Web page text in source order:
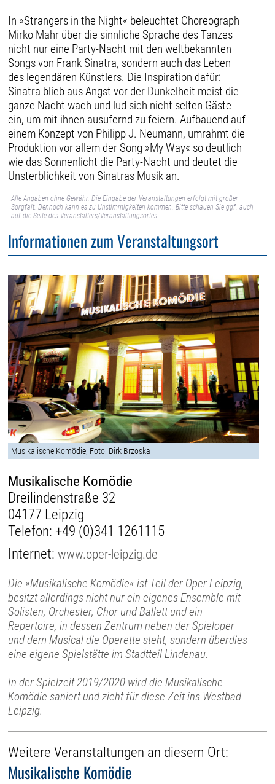
In »Strangers in the Night« beleuchtet Choreograph
Mirko Mahr über die sinnliche Sprache des Tanzes
nicht nur eine Party-Nacht mit den weltbekannten
Songs von Frank Sinatra, sondern auch das Leben
des legendären Künstlers. Die Inspiration dafür:
Sinatra blieb aus Angst vor der Dunkelheit meist die
ganze Nacht wach und lud sich nicht selten Gäste
ein, um mit ihnen ausufernd zu feiern. Aufbauend auf
einem Konzept von Philipp J. Neumann, umrahmt die
Produktion vor allem der Song »My Way« so deutlich
wie das Sonnenlicht die Party-Nacht und deutet die
Unsterblichkeit von Sinatras Musik an.
Alle Angaben ohne Gewähr. Die Eingabe der Veranstaltungen erfolgt mit großer
Sorgfalt. Dennoch kann es zu Unstimmigkeiten kommen. Bitte schauen Sie ggf. auch
auf die Seite des Veranstalters/Veranstaltungsortes.
Informationen zum Veranstaltungsort
Musikalische Komödie, Foto: Dirk Brzoska
Musikalische Komödie
Dreilindenstraße 32
04177 Leipzig
Telefon: +49 (0)341 1261115
Internet:www.oper-leipzig.de
Die »Musikalische Komödie« ist Teil der Oper Leipzig,
besitzt allerdings nicht nur ein eigenes Ensemble mit
Solisten, Orchester, Chor und Ballett und ein
Repertoire, in dessen Zentrum neben der Spieloper
und dem Musical die Operette steht, sondern überdies
eine eigene Spielstätte im Stadtteil Lindenau.
In der Spielzeit 2019/2020 wird die Musikalische
Komödie saniert und zieht für diese Zeit ins Westbad
Leipzig.
Weitere Veranstaltungen an diesem Ort:
Musikalische Komödie